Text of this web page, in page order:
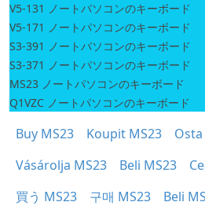
V5-131 ノートパソコンのキーボード
V5-171 ノートパソコンのキーボード
S3-391 ノートパソコンのキーボード
S3-371 ノートパソコンのキーボード
MS23 ノートパソコンのキーボード
Q1VZC ノートパソコンのキーボード
Buy MS23 Koupit MS23
Vásárolja MS23
Beli MS23
買う MS23
구매 MS23 Beli